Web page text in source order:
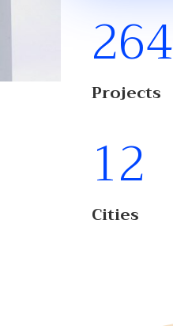
264
Projects
12
Cities